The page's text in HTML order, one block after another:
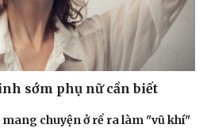
sớm phụ nữ cần biết
chuyện ở rể ra làm "vũ khí"